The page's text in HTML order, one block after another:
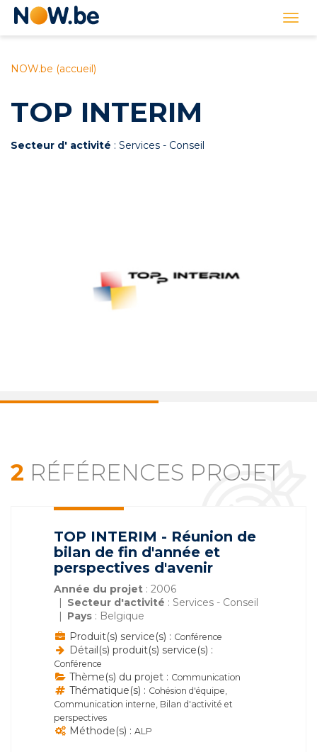
Lien
NOW.be (accueil)
TOP INTERIM
Secteur d' activité : Services - Conseil
2 RÉFÉRENCES PROJET
TOP INTERIM - Réunion de
bilan de fin d'année et
perspectives d'avenir
Année du projet : 2006
Secteur d'activité : Services - Conseil
Pays : Belgique
Produit(s) service(s) : Conférence
Détail(s) produit(s) service(s) :
Conférence
Thème(s) du projet : Communication
Thématique(s) : Cohésion d'équipe,
Communication interne, Bilan d'activité et
perspectives
Méthode(s) : ALP